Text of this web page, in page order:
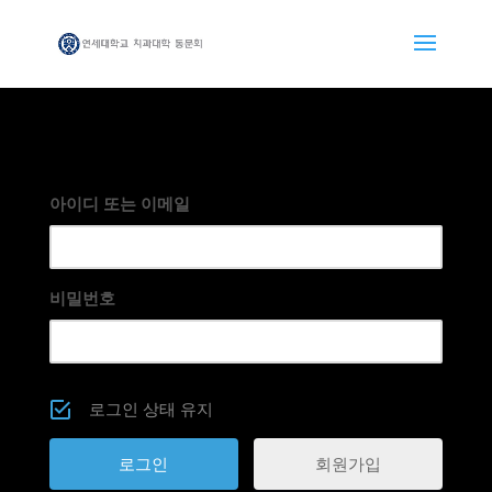
아이디 또는 이메일
비밀번호
로그인 상태 유지
회원가입